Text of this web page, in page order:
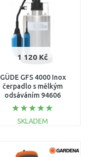
1 120 Kč
GÜDE GFS 4000 Inox
čerpadlo s mělkým
odsáváním 94606
SKLADEM